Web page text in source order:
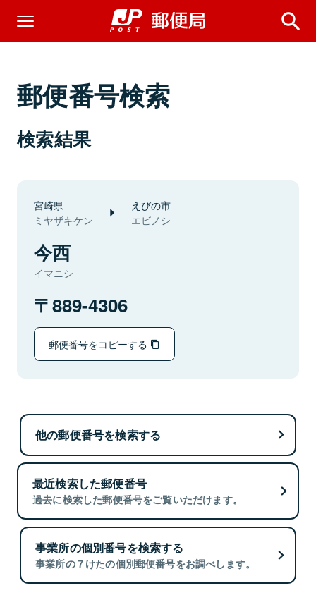
郵便番号検索
検索結果
宮崎県
ミヤザキケン
えびの市
エビノシ
今西
イマニシ
889-4306
郵便番号をコピーする
他の郵便番号を検索する
最近検索した郵便番号
過去に検索した郵便番号をご覧いただけます。
事業所の個別番号を検索する
事業所の７けたの個別郵便番号をお調べします。